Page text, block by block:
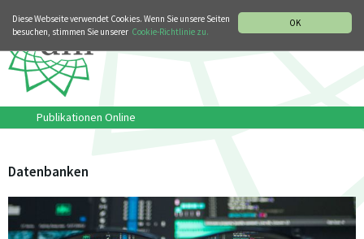
OK
Diese Webseite verwendet Cookies. Wenn Sie unsere Seiten
besuchen, stimmen Sie unserer Cookie-Richtlinie zu.
Publikationen Online
Datenbanken